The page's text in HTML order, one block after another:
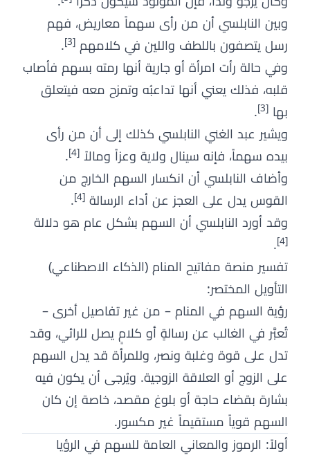
وبين النابلسي أن من رأى سهماً معاريض، فهم
رسل يتصفون باللطف واللين في كلامهم [3]
.
وفي حالة رأت امرأة أو جارية أنها رمته بسهم فأصاب
قلبه، فذلك يعني أنها تداعبُه وتمزح معه فيتعلق
بها [3]
.
ويشير عبد الغني النابلسي كذلك إلى أن من رأى
بيده سهماً، فإنه سينال ولاية وعزاً ومالاً [4]
.
وأضاف النابلسي أن انكسار السهم الخارج من
القوس يدل على العجز عن أداء الرسالة [4]
.
وقد أورد النابلسي أن السهم بشكل عام هو دلالة
[4]
.
تفسير منصة مفاتيح المنام (الذكاء الاصطناعي)
التأويل المختصر:
رؤية السهم في المنام – من غير تفاصيل أخرى –
تُعبَّر في الغالب عن رسالةٍ أو كلامٍ يصل للرائي، وقد
تدل على قوة وغلبة ونصر، وللمرأة قد يدل السهم
على الزوج أو العلاقة الزوجية. ويُرجى أن يكون فيه
بشارة بقضاء حاجة أو بلوغ مقصد، خاصة إن كان
السهم قوياً مستقيماً غير مكسور.
أولاً: الرموز والمعاني العامة للسهم في الرؤيا